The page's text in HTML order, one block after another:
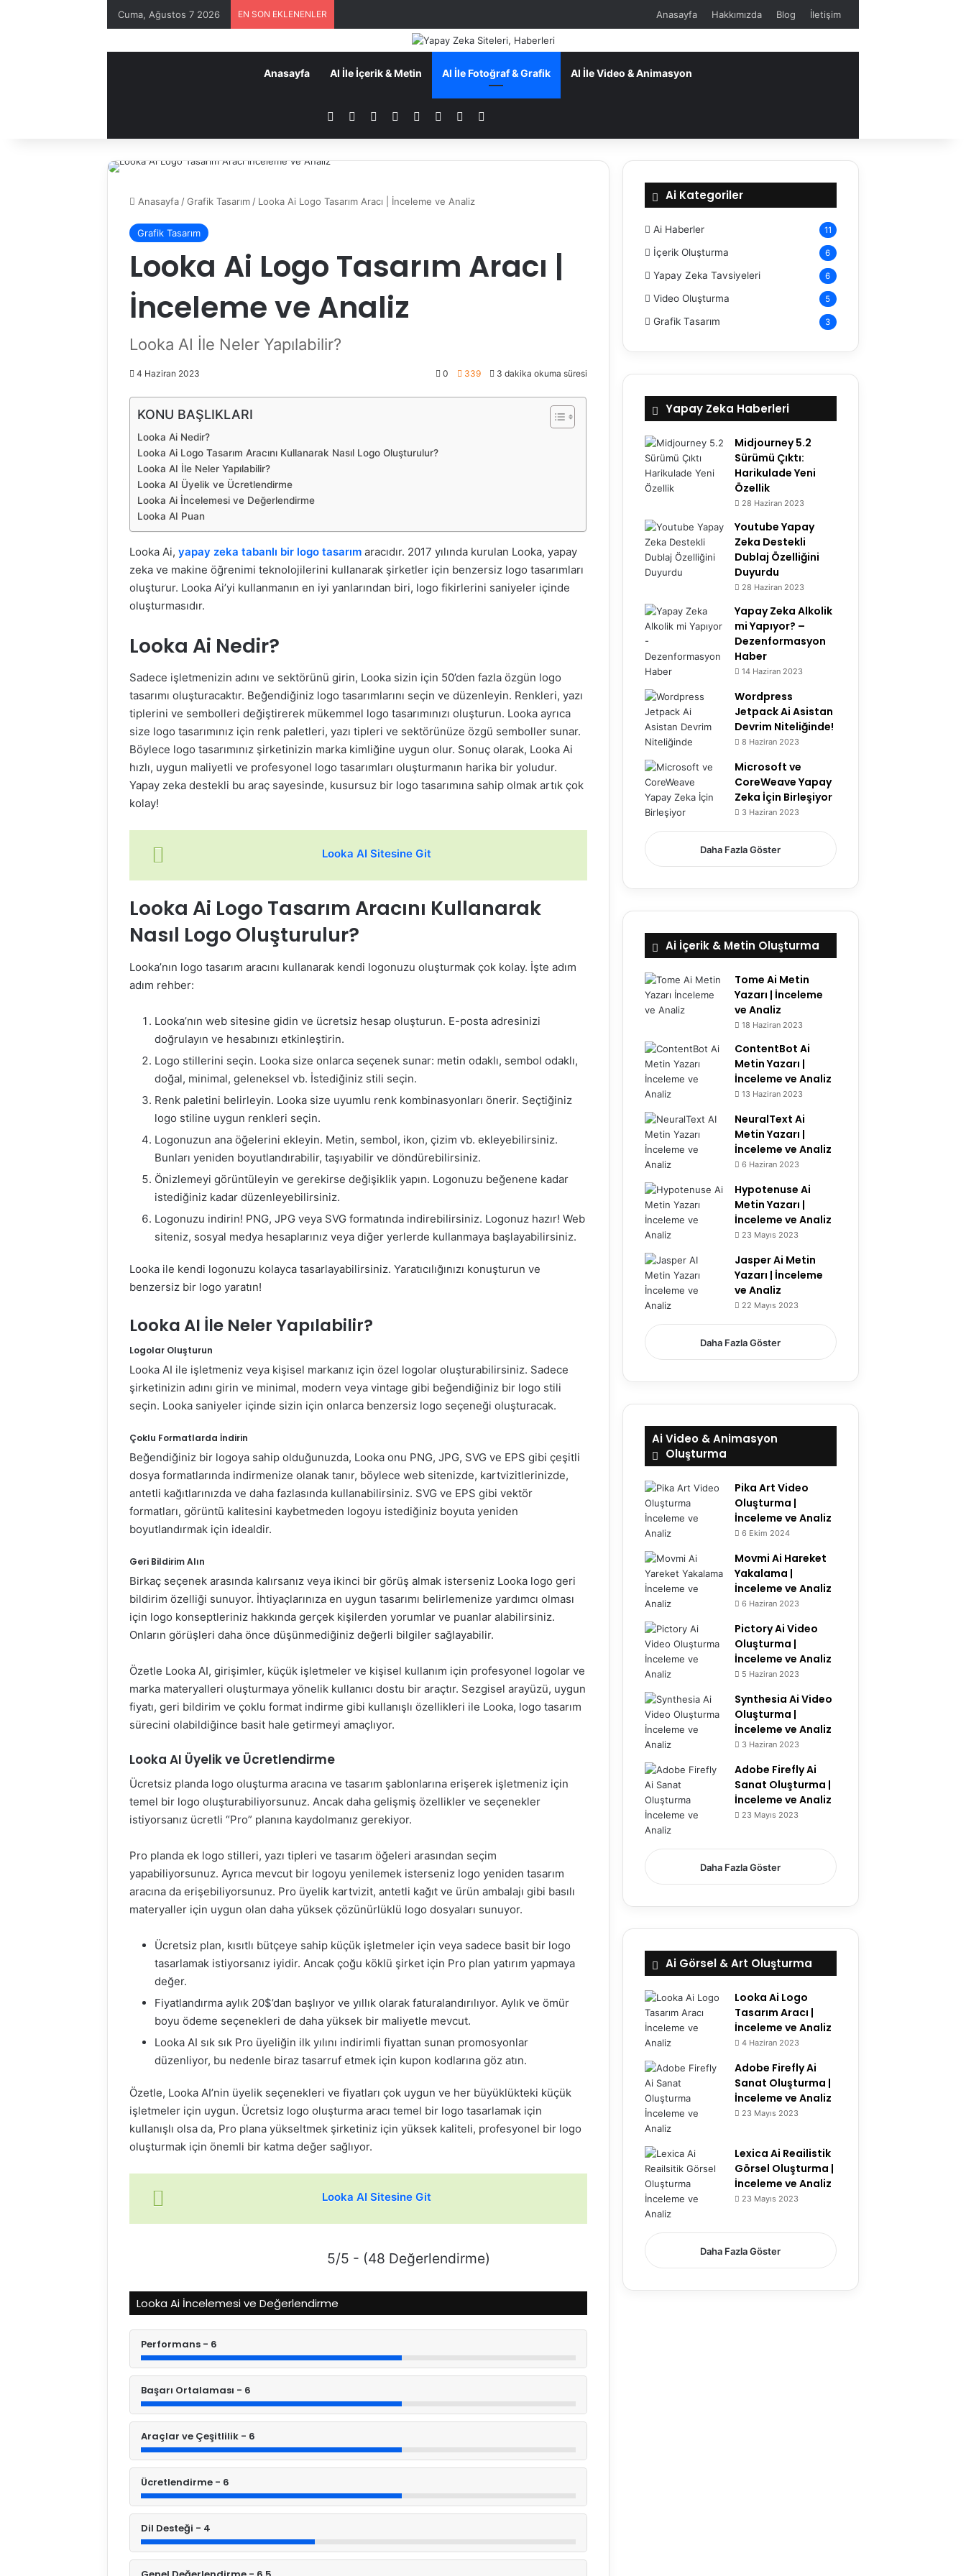
Cuma, Ağustos 7 2026 EN SON EKLENENLER Anasayfa Hakkımızda Blog İletişim
Anasayfa AI İle İçerik & Metin AI İle Fotoğraf & Grafik AI İle Video & Animasyon
FacebookYouTubeTumblrInstagram
TikTokPatreon
RSS
Anasayfa / Grafik Tasarım / Looka Ai Logo Tasarım Aracı | İnceleme ve Analiz
Grafik Tasarım
Looka Ai Logo Tasarım Aracı |
İnceleme ve Analiz
Looka AI İle Neler Yapılabilir?
4 Haziran 2023 0 339 3 dakika okuma süresi
KONU BAŞLIKLARI
Looka Ai Nedir?
Looka Ai Logo Tasarım Aracını Kullanarak Nasıl Logo Oluşturulur?
Looka AI İle Neler Yapılabilir?
Looka AI Üyelik ve Ücretlendirme
Looka Ai İncelemesi ve Değerlendirme
Looka AI Puan
Looka Ai,yapay zeka tabanlı bir logo tasarım aracıdır. 2017 yılında kurulan Looka, yapay
zeka ve makine öğrenimi teknolojilerini kullanarak şirketler için benzersiz logo tasarımları
oluşturur. Looka Ai’yi kullanmanın en iyi yanlarından biri, logo fikirlerini saniyeler içinde
oluşturmasıdır.
Looka Ai Nedir?
Sadece işletmenizin adını ve sektörünü girin, Looka sizin için 50’den fazla özgün logo
tasarımı oluşturacaktır. Beğendiğiniz logo tasarımlarını seçin ve düzenleyin. Renkleri, yazı
tiplerini ve sembolleri değiştirerek mükemmel logo tasarımınızı oluşturun. Looka ayrıca
size logo tasarımınız için renk paletleri, yazı tipleri ve sektörünüze özgü semboller sunar.
Böylece logo tasarımınız şirketinizin marka kimliğine uygun olur. Sonuç olarak, Looka Ai
hızlı, uygun maliyetli ve profesyonel logo tasarımları oluşturmanın harika bir yoludur.
Yapay zeka destekli bu araç sayesinde, kusursuz bir logo tasarımına sahip olmak artık çok
kolay!
Looka AI Sitesine Git
Looka Ai Logo Tasarım Aracını Kullanarak
Nasıl Logo Oluşturulur?
Looka’nın logo tasarım aracını kullanarak kendi logonuzu oluşturmak çok kolay. İşte adım
adım rehber:
Looka’nın web sitesine gidin ve ücretsiz hesap oluşturun. E-posta adresinizi
doğrulayın ve hesabınızı etkinleştirin.
Logo stillerini seçin. Looka size onlarca seçenek sunar: metin odaklı, sembol odaklı,
doğal, minimal, geleneksel vb. İstediğiniz stili seçin.
Renk paletini belirleyin. Looka size uyumlu renk kombinasyonları önerir. Seçtiğiniz
logo stiline uygun renkleri seçin.
Logonuzun ana öğelerini ekleyin. Metin, sembol, ikon, çizim vb. ekleyebilirsiniz.
Bunları yeniden boyutlandırabilir, taşıyabilir ve döndürebilirsiniz.
Önizlemeyi görüntüleyin ve gerekirse değişiklik yapın. Logonuzu beğenene kadar
istediğiniz kadar düzenleyebilirsiniz.
Logonuzu indirin! PNG, JPG veya SVG formatında indirebilirsiniz. Logonuz hazır! Web
siteniz, sosyal medya hesaplarınız veya diğer yerlerde kullanmaya başlayabilirsiniz.
Looka ile kendi logonuzu kolayca tasarlayabilirsiniz. Yaratıcılığınızı konuşturun ve
benzersiz bir logo yaratın!
Looka AI İle Neler Yapılabilir?
Logolar Oluşturun
Looka AI ile işletmeniz veya kişisel markanız için özel logolar oluşturabilirsiniz. Sadece
şirketinizin adını girin ve minimal, modern veya vintage gibi beğendiğiniz bir logo stili
seçin. Looka saniyeler içinde sizin için onlarca benzersiz logo seçeneği oluşturacak.
Çoklu Formatlarda İndirin
Beğendiğiniz bir logoya sahip olduğunuzda, Looka onu PNG, JPG, SVG ve EPS gibi çeşitli
dosya formatlarında indirmenize olanak tanır, böylece web sitenizde, kartvizitlerinizde,
antetli kağıtlarınızda ve daha fazlasında kullanabilirsiniz. SVG ve EPS gibi vektör
formatları, görüntü kalitesini kaybetmeden logoyu istediğiniz boyuta yeniden
boyutlandırmak için idealdir.
Geri Bildirim Alın
Birkaç seçenek arasında kalırsanız veya ikinci bir görüş almak isterseniz Looka logo geri
bildirim özelliği sunuyor. İhtiyaçlarınıza en uygun tasarımı belirlemenize yardımcı olması
için logo konseptleriniz hakkında gerçek kişilerden yorumlar ve puanlar alabilirsiniz.
Onların görüşleri daha önce düşünmediğiniz değerli bilgiler sağlayabilir.
Özetle Looka AI, girişimler, küçük işletmeler ve kişisel kullanım için profesyonel logolar ve
marka materyalleri oluşturmaya yönelik kullanıcı dostu bir araçtır. Sezgisel arayüzü, uygun
fiyatı, geri bildirim ve çoklu format indirme gibi kullanışlı özellikleri ile Looka, logo tasarım
sürecini olabildiğince basit hale getirmeyi amaçlıyor.
Looka AI Üyelik ve Ücretlendirme
Ücretsiz planda logo oluşturma aracına ve tasarım şablonlarına erişerek işletmeniz için
temel bir logo oluşturabiliyorsunuz. Ancak daha gelişmiş özellikler ve seçenekler
istiyorsanız ücretli “Pro” planına kaydolmanız gerekiyor.
Pro planda ek logo stilleri, yazı tipleri ve tasarım öğeleri arasından seçim
yapabiliyorsunuz. Ayrıca mevcut bir logoyu yenilemek isterseniz logo yeniden tasarım
aracına da erişebiliyorsunuz. Pro üyelik kartvizit, antetli kağıt ve ürün ambalajı gibi basılı
materyaller için uygun olan daha yüksek çözünürlüklü logo dosyaları sunuyor.
Ücretsiz plan, kısıtlı bütçeye sahip küçük işletmeler için veya sadece basit bir logo
tasarlamak istiyorsanız iyidir. Ancak çoğu köklü şirket için Pro plan yatırım yapmaya
değer.
Fiyatlandırma aylık 20$’dan başlıyor ve yıllık olarak faturalandırılıyor. Aylık ve ömür
boyu ödeme seçenekleri de daha yüksek bir maliyetle mevcut.
Looka AI sık sık Pro üyeliğin ilk yılını indirimli fiyattan sunan promosyonlar
düzenliyor, bu nedenle biraz tasarruf etmek için kupon kodlarına göz atın.
Özetle, Looka AI’nin üyelik seçenekleri ve fiyatları çok uygun ve her büyüklükteki küçük
işletmeler için uygun. Ücretsiz logo oluşturma aracı temel bir logo tasarlamak için
kullanışlı olsa da, Pro plana yükseltmek şirketiniz için yüksek kaliteli, profesyonel bir logo
oluşturmak için önemli bir katma değer sağlıyor.
Looka AI Sitesine Git
5/5 - (48 Değerlendirme)
Looka Ai İncelemesi ve Değerlendirme
Performans - 6
Başarı Ortalaması - 6
Araçlar ve Çeşitlilik - 6
Ücretlendirme - 6
Dil Desteği - 4
Ai Kategoriler
Ai Haberler 11
İçerik Oluşturma 6
Yapay Zeka Tavsiyeleri 6
Video Oluşturma 5
Grafik Tasarım 3
Yapay Zeka Haberleri
Midjourney 5.2
Sürümü Çıktı:
Harikulade Yeni
Özellik
28 Haziran 2023
Youtube Yapay
Zeka Destekli
Dublaj Özelliğini
Duyurdu
28 Haziran 2023
Yapay Zeka Alkolik
mi Yapıyor? –
Dezenformasyon
Haber
14 Haziran 2023
Wordpress
Jetpack Ai Asistan
Devrim Niteliğinde!
8 Haziran 2023
Microsoft ve
CoreWeave Yapay
Zeka İçin Birleşiyor
3 Haziran 2023
Daha Fazla Göster
Ai İçerik & Metin Oluşturma
6.2
Tome Ai Metin
Yazarı | İnceleme
ve Analiz
18 Haziran 2023
8.4
ContentBot Ai
Metin Yazarı |
İnceleme ve Analiz
13 Haziran 2023
7.3
NeuralText Ai
Metin Yazarı |
İnceleme ve Analiz
6 Haziran 2023
9.1
Hypotenuse Ai
Metin Yazarı |
İnceleme ve Analiz
23 Mayıs 2023
7.5
Jasper Ai Metin
Yazarı | İnceleme
ve Analiz
22 Mayıs 2023
Daha Fazla Göster
Ai Video & Animasyon
Oluşturma
Pika Art Video
Oluşturma |
İnceleme ve Analiz
6 Ekim 2024
6.1
Movmi Ai Hareket
Yakalama |
İnceleme ve Analiz
6 Haziran 2023
Pictory Ai Video
Oluşturma |
İnceleme ve Analiz
5 Haziran 2023
Synthesia Ai Video
Oluşturma |
İnceleme ve Analiz
3 Haziran 2023
6.7
Adobe Firefly Ai
Sanat Oluşturma |
İnceleme ve Analiz
23 Mayıs 2023
Daha Fazla Göster
Ai Görsel & Art Oluşturma
5.8
Looka Ai Logo
Tasarım Aracı |
İnceleme ve Analiz
4 Haziran 2023
6.7
Adobe Firefly Ai
Sanat Oluşturma |
İnceleme ve Analiz
23 Mayıs 2023
5.1
Lexica Ai Reailistik
Görsel Oluşturma |
İnceleme ve Analiz
23 Mayıs 2023
Daha Fazla Göster